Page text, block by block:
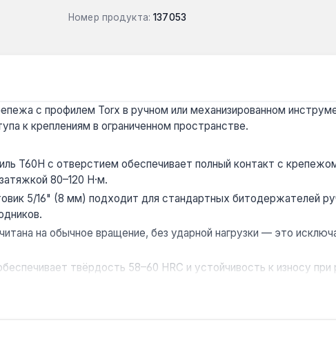
Номер продукта: 137053
с профилем Torx в ручном или механизированном
к креплениям в ограниченном пространстве.
T60H с отверстием обеспечивает полный контакт с
80–120 Н·м.
5/16" (8 мм) подходит для стандартных битодержателей
на обычное вращение, без ударной нагрузки — это
твёрдость 58–60 HRC и устойчивость к износу
использования в автосервисах, при ремонте бытовой